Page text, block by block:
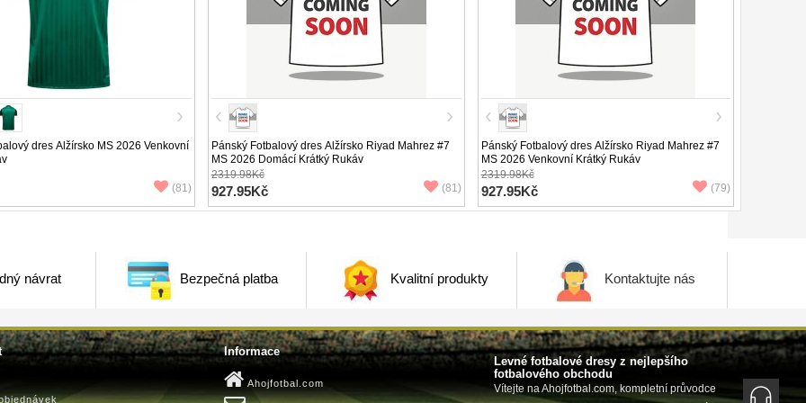
dres Alžírsko MS 2026 Venkovní
(81)
Pánský Fotbalový dres Alžírsko Riyad Mahrez #7
MS 2026 Domácí Krátký Rukáv
2319.98Kč
927.95Kč (81)
Pánský Fotbalový dres Alžírsko Riyad Mahrez #7
MS 2026 Venkovní Krátký Rukáv
2319.98Kč
927.95Kč (79)
návrat Bezpečná platba Kvalitní produkty Kontaktujte nás
Informace
Ahojfotbal.com
Levné fotbalové dresy z nejlepšího
fotbalového obchodu
Vítejte na Ahojfotbal.com, kompletní průvodce